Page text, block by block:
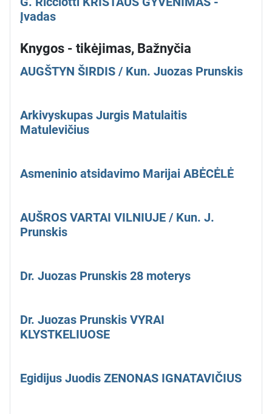
Įvadas
Knygos - tikėjimas, Bažnyčia
AUGŠTYN ŠIRDIS / Kun. Juozas Prunskis
Arkivyskupas Jurgis Matulaitis
Matulevičius
Asmeninio atsidavimo Marijai ABĖCĖLĖ
AUŠROS VARTAI VILNIUJE / Kun. J.
Prunskis
Dr. Juozas Prunskis 28 moterys
Dr. Juozas Prunskis VYRAI
KLYSTKELIUOSE
Egidijus Juodis ZENONAS IGNATAVIČIUS